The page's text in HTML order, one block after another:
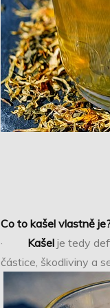
Co to kašel vlastně
· Kašel je tedy
částice, škodliviny a